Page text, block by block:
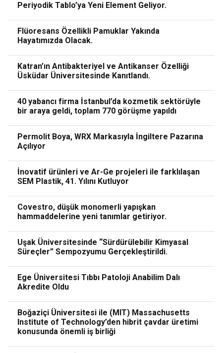
Periyodik Tablo’ya Yeni Element Geliyor.
Flüoresans Özellikli Pamuklar Yakında
Hayatımızda Olacak.
Katran’ın Antibakteriyel ve Antikanser Özelliği
Üsküdar Üniversitesinde Kanıtlandı.
40 yabancı firma İstanbul’da kozmetik sektörüyle
bir araya geldi, toplam 770 görüşme yapıldı
Permolit Boya, WRX Markasıyla İngiltere Pazarına
Açılıyor
İnovatif ürünleri ve Ar-Ge projeleri ile farklılaşan
SEM Plastik, 41. Yılını Kutluyor
Covestro, düşük monomerli yapışkan
hammaddelerine yeni tanımlar getiriyor.
Uşak Üniversitesinde “Sürdürülebilir Kimyasal
Süreçler” Sempozyumu Gerçekleştirildi.
Ege Üniversitesi Tıbbı Patoloji Anabilim Dalı
Akredite Oldu
Boğaziçi Üniversitesi ile (MIT) Massachusetts
Institute of Technology’den hibrit çavdar üretimi
konusunda önemli iş birliği